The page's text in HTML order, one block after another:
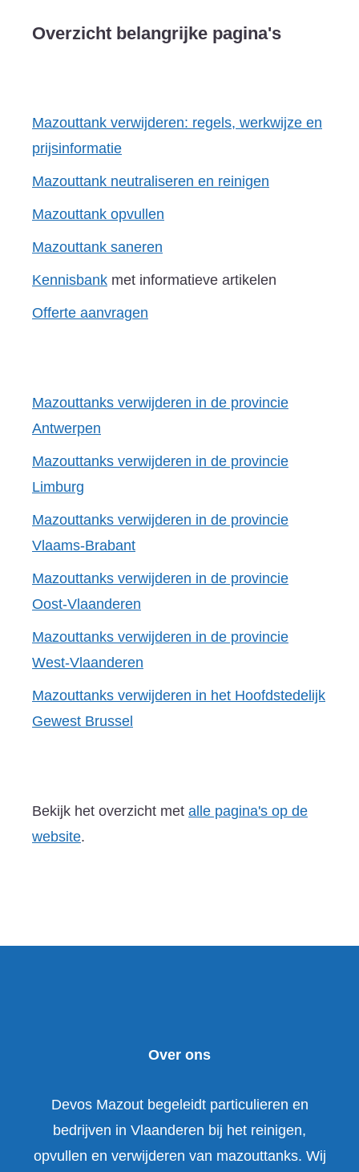
Overzicht belangrijke pagina's
Mazouttank verwijderen: regels, werkwijze en
prijsinformatie
Mazouttank neutraliseren en reinigen
Mazouttank opvullen
Mazouttank saneren
Kennisbank met informatieve artikelen
Offerte aanvragen
Mazouttanks verwijderen in de provincie
Antwerpen
Mazouttanks verwijderen in de provincie
Limburg
Mazouttanks verwijderen in de provincie
Vlaams-Brabant
Mazouttanks verwijderen in de provincie
Oost-Vlaanderen
Mazouttanks verwijderen in de provincie
West-Vlaanderen
Mazouttanks verwijderen in het Hoofdstedelijk
Gewest Brussel
Bekijk het overzicht met alle pagina's op de
website.
Over ons
Devos Mazout begeleidt particulieren en
bedrijven in Vlaanderen bij het reinigen,
opvullen en verwijderen van mazouttanks. Wij